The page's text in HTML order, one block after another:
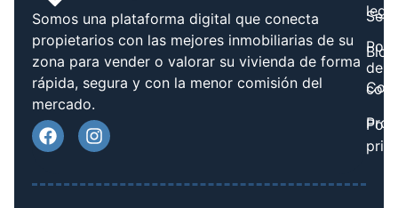
Somos una plataforma digital que conecta
propietarios con las mejores inmobiliarias de su
zona para vender o valorar su vivienda de forma
rápida, segura y con la menor comisión del
mercado.
Blog
legal
de